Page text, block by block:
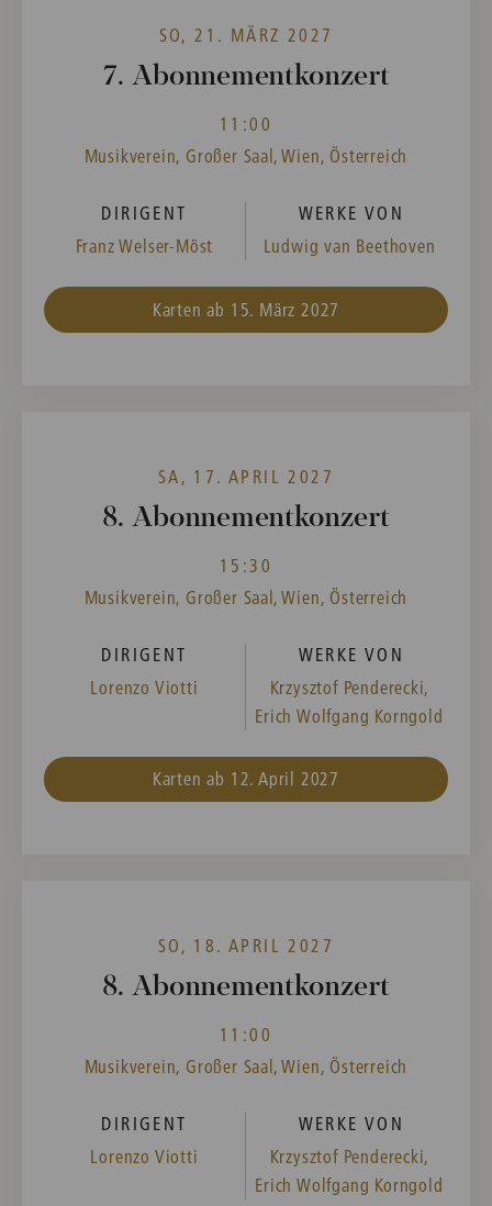
SO, 21. MÄRZ 2027
7. Abonnementkonzert
11:00
Musikverein, Großer Saal, Wien, Österreich
DIRIGENT
Franz Welser-Möst
WERKE VON
Ludwig van Beethoven
Karten ab 15. März 2027
SA, 17. APRIL 2027
8. Abonnementkonzert
15:30
Musikverein, Großer Saal, Wien, Österreich
DIRIGENT
Lorenzo Viotti
WERKE VON
Krzysztof Penderecki,
Erich Wolfgang Korngold
Karten ab 12. April 2027
SO, 18. APRIL 2027
8. Abonnementkonzert
11:00
Musikverein, Großer Saal, Wien, Österreich
DIRIGENT
Lorenzo Viotti
WERKE VON
Krzysztof Penderecki,
Erich Wolfgang Korngold